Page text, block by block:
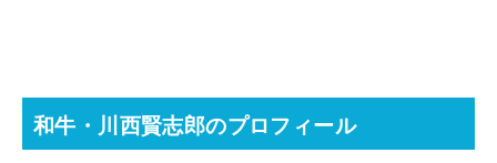
和牛・川西賢志郎のプロフィール